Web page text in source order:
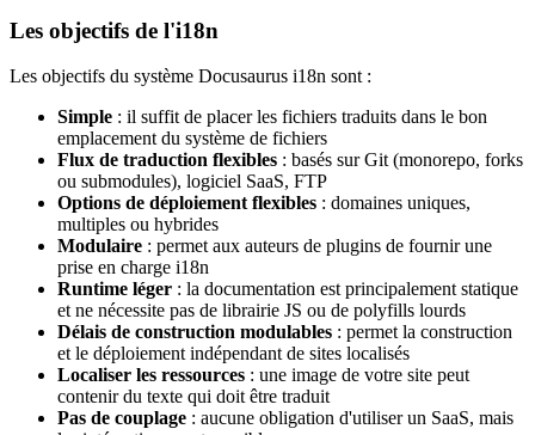
Les objectifs de l'i18n
Les objectifs du système Docusaurus i18n sont :
Simple : il suffit de placer les fichiers traduits dans le bon
emplacement du système de fichiers
Flux de traduction flexibles : basés sur Git (monorepo, forks
ou submodules), logiciel SaaS, FTP
Options de déploiement flexibles : domaines uniques,
multiples ou hybrides
Modulaire : permet aux auteurs de plugins de fournir une
prise en charge i18n
Runtime léger : la documentation est principalement statique
et ne nécessite pas de librairie JS ou de polyfills lourds
Délais de construction modulables : permet la construction
et le déploiement indépendant de sites localisés
Localiser les ressources : une image de votre site peut
contenir du texte qui doit être traduit
Pas de couplage : aucune obligation d'utiliser un SaaS, mais